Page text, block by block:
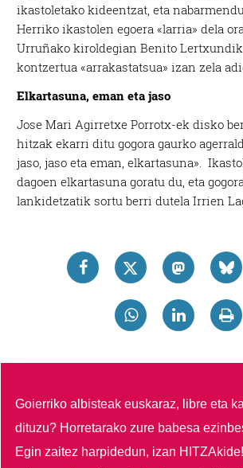
ikastoletako kideentzat, eta
Herriko ikastolen egoera «larria» dela
Urruñako kiroldegian Benito
kontzertua «arrakastatsua» izan zela
Elkartasuna, eman eta jaso
Jose Mari Agirretxe Porrotx-ek disko
hitzak ekarri ditu gogora gaurko
jaso, jaso eta eman, elkartasuna».
dagoen elkartasuna goratu du, eta
lankidetzatik sortu berri dutela Irrien
Goierriko albisteak euskaraz, libre eta
dituzu? Horretarako zure babesa
Egin zaitez harpidedun, izan